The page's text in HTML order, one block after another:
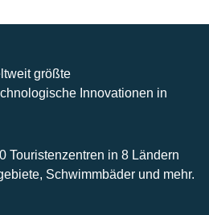
größte
Innovationen in
Touristenzentren in 8 Ländern
Schwimmbäder und mehr.